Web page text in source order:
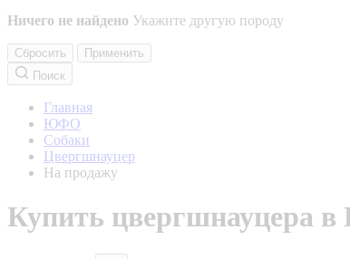
Ничего не найдено Укажите другую породу
Сбросить
Применить
Поиск
Главная
ЮФО
Собаки
Цвергшнауцер
На продажу
Купить цвергшнауцера